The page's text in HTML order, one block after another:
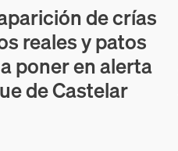
de crías
reales y patos
poner en alerta
de Castelar